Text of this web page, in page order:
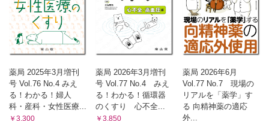
薬局 2025年3月増刊
号 Vol.76 No.4 みえ
る！わかる！婦人
科・産科・女性医療...
￥3,300
薬局 2026年3月増刊
号 Vol.77 No.4 みえ
る！わかる！循環器
のくすり 心不全...
￥3,850
薬局 2026年6月
Vol.77 No.7 現場の
リアルを「薬学」す
る 向精神薬の適応
外...